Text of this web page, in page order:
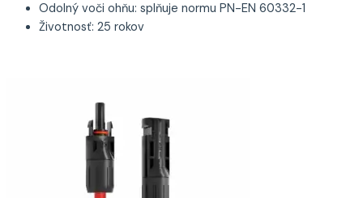
Odolný voči ohňu: splňuje normu PN-EN 60332-1
Životnosť: 25 rokov